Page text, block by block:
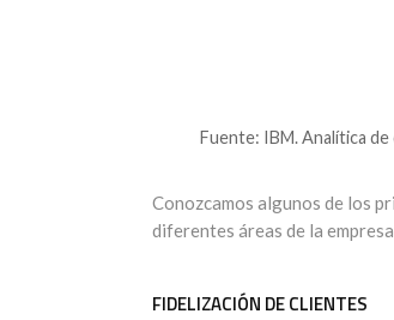
Fuente: IBM. Analítica
Conozcamos algunos de los
diferentes áreas de la
FIDELIZACIÓN DE CLIENTES